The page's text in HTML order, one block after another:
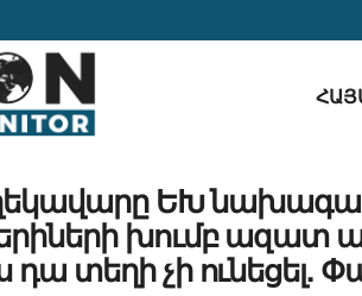
ԵԽ
խումբ ազատ
դա տեղի չի ունեցել.